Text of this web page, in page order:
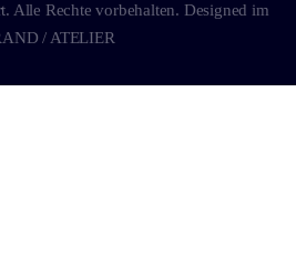
Alle Rechte vorbehalten. Designed im
/ ATELIER